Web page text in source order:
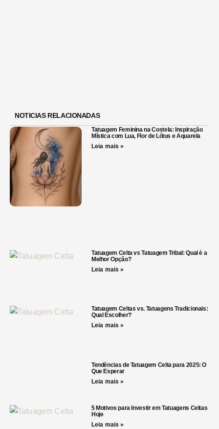
NOTICIAS RELACIONADAS
Tatuagem Feminina na Costela: Inspiração
Mística com Lua, Flor de Lótus e Aquarela
Leia mais »
Tatuagem Celta vs Tatuagem Tribal: Qual é a
Melhor Opção?
Leia mais »
Tatuagem Celtas vs. Tatuagens Tradicionais:
Qual Escolher?
Leia mais »
Tendências de Tatuagem Celta para 2025: O
Que Esperar
Leia mais »
5 Motivos para Investir em Tatuagens Celtas
Hoje
Leia mais »